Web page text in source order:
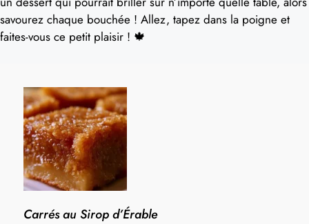
savourez chaque bouchée ! Allez, tapez dans la poigne et
faites-vous ce petit plaisir ! 🍁
Carrés au Sirop d’Érable